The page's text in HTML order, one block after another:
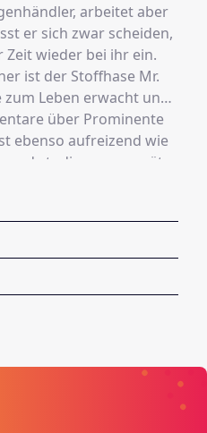
arbeitet aber
er sich zwar scheiden,
wieder bei ihr ein.
ist der Stoffhase Mr.
zum Leben erwacht und
über Prominente
ebenso aufreizend wie
studieren um später
und Idiot Ryan wäre
mal „eine abkriegen
Familie, wird von allen